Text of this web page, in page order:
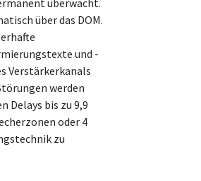
überwacht.
über das DOM.
und -
Verstärkerkanals
werden
Delays bis zu 9,9
oder 4
zu